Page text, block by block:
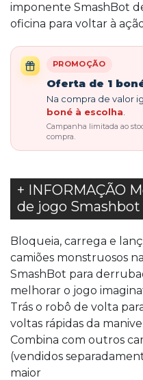
imponente SmashBot
oficina para voltar à
PROMOÇÃO
Oferta de 1
Na compra de valor
boné à escolha
Campanha limitada ao
compra.
+ INFORMAÇÃO
de jogo Smashbot
Bloqueia, carrega e
camiões monstruosos
SmashBot para
melhorar o jogo
Trás o robô de volta
voltas rápidas da
Combina com outros
(vendidos
maior